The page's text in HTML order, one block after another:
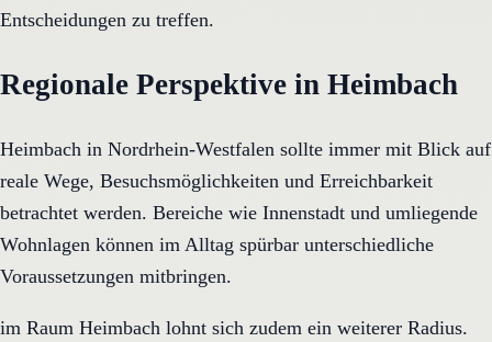
Entscheidungen zu treffen.
Regionale Perspektive in Heimbach
Heimbach in Nordrhein-Westfalen sollte immer mit Blick auf
reale Wege, Besuchsmöglichkeiten und Erreichbarkeit
betrachtet werden. Bereiche wie Innenstadt und umliegende
Wohnlagen können im Alltag spürbar unterschiedliche
Voraussetzungen mitbringen.
im Raum Heimbach lohnt sich zudem ein weiterer Radius.